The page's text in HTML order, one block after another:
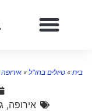
»טיולים בחו"ל»אירופה»
אירופה,